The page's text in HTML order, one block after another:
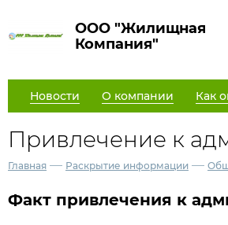
ООО "Жилищная
Компания"
Новости О компании Как
Привлечение к
Главная — Раскрытие информации —
Факт привлечения к